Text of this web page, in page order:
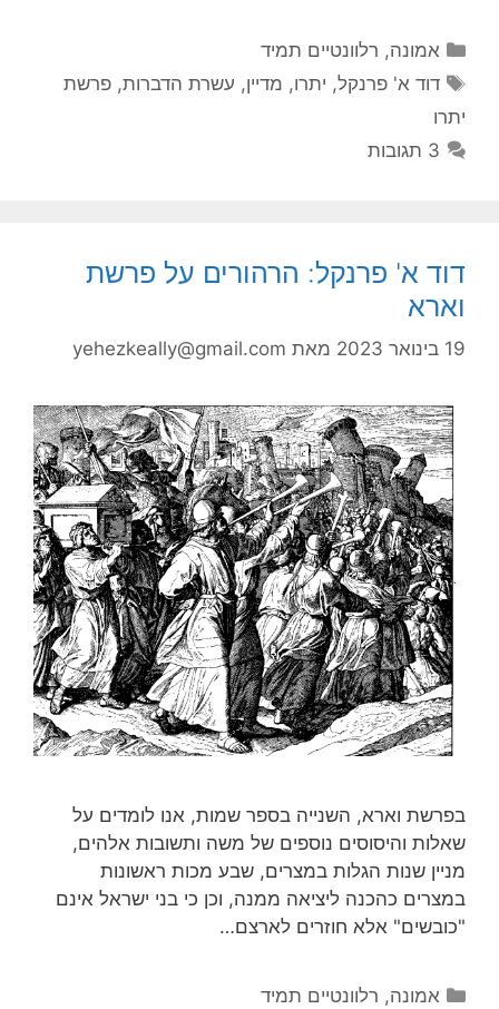
קטגוריות
אמונה, רלוונטיים תמיד
תגיות
דוד א' פרנקל, יתרו, מדיין, עשרת הדברות,פרשת
יתרו
3 תגובות
דוד א' פרנקל: הרהורים על פרשת
וארא
19 בינואר 2023 מאת yehezkeally@gmail.com
בפרשת וארא, השנייה בספר שמות, אנו לומדים על
שאלות והיסוסים נוספים של משה ותשובות אלהים,
מניין שנות הגלות במצרים, שבע מכות ראשונות
במצרים כהכנה ליציאה ממנה, וכן כי בני ישראל אינם
"כובשים" אלא חוזרים לארצם…
קטגוריות
אמונה, רלוונטיים תמיד